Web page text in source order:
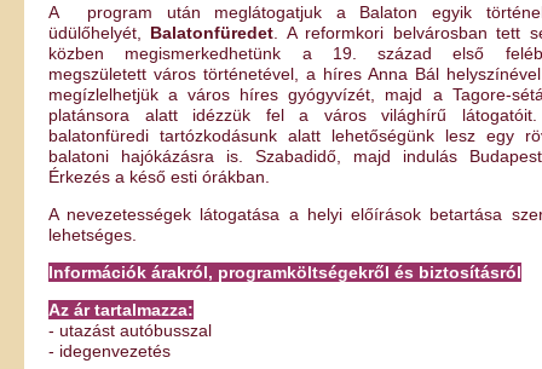
A program után meglátogatjuk a Balaton egyik
üdülőhelyét, Balatonfüredet . A reformkori belvárosban tett
közben megismerkedhetünk a 19. század első
megszületett város történetével, a híres Anna Bál
megízlelhetjük a város híres gyógyvízét, majd a Tagore-
platánsora alatt idézzük fel a város világhírű
balatonfüredi tartózkodásunk alatt lehetőségünk lesz egy
balatoni hajókázásra is. Szabadidő, majd indulás
Érkezés a késő esti órákban.
A nevezetességek látogatása a helyi előírások betartása
lehetséges.
Információk árakról, programköltségekről és biztosításról
Az ár tartalmazza:
- utazást autóbusszal
- idegenvezetés